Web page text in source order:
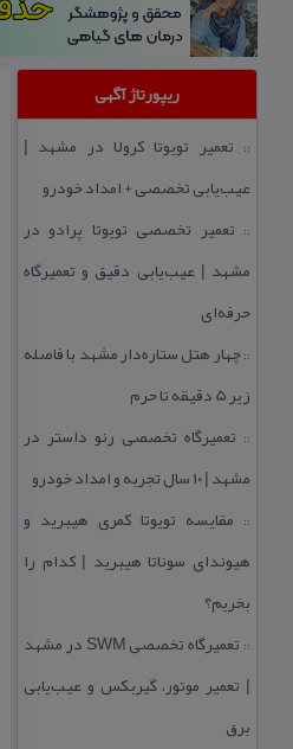
ریپورتاژ آگهی
:: تعمیر تویوتا كرولا در مشهد |
عیب‌یابی تخصصی + امداد خودرو
:: تعمیر تخصصی تویوتا پرادو در
مشهد | عیب‌یابی دقیق و تعمیرگاه
حرفه‌ای
::چهار هتل‌ ستاره‌دار مشهد با فاصله
زیر 5 دقیقه تا حرم
:: تعمیرگاه تخصصی رنو داستر در
مشهد | ۱۰ سال تجربه و امداد خودرو
:: مقایسه تویوتا كمری هیبرید و
هیوندای سوناتا هیبرید | كدام را
بخریم؟
::
تعمیرگاه تخصصی SWM در مشهد
| تعمیر موتور، گیربكس و عیب‌یابی
برق